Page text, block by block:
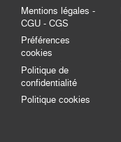
Mentions légales -
CGU - CGS
Préférences
cookies
Politique de
confidentialité
Politique cookies